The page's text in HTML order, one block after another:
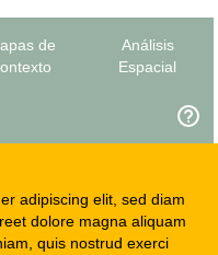
de
Análisis
Espacial
adipiscing elit, sed diam
dolore magna aliquam
quis nostrud exerci